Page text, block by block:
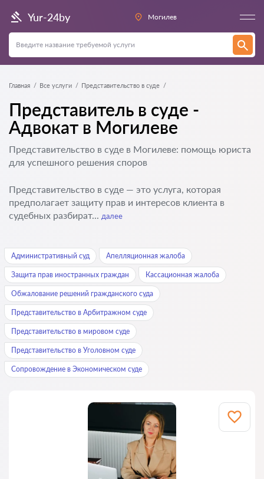
Yur-24by Могилев
Главная Все услуги Представительство в суде
Представитель в суде -
Адвокат в Могилеве
Представительство в суде в Могилеве: помощь юриста
для успешного решения споров
Представительство в суде — это услуга, которая
предполагает защиту прав и интересов клиента в
судебных разбират... далее
Административный суд Апелляционная жалоба
Защита прав иностранных граждан Кассационная жалоба
Обжалование решений гражданского суда
Представительство в Арбитражном суде
Представительство в мировом суде
Представительство в Уголовном суде
Сопровождение в Экономическом суде